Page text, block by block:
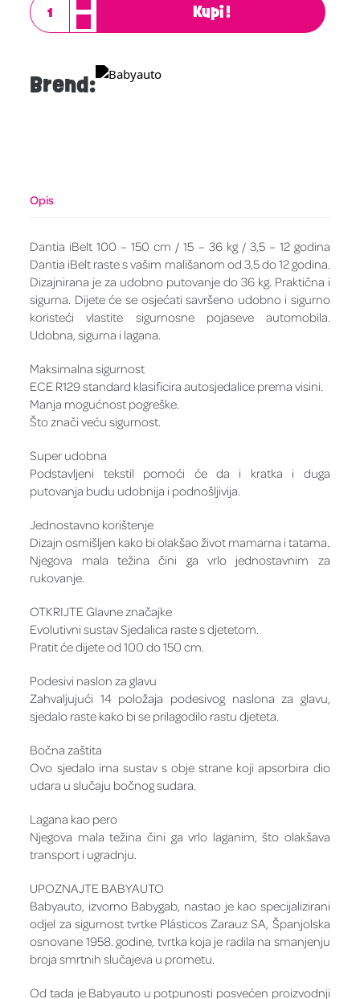
Kupi!
Brend:
Opis
Dantia iBelt 100 – 150 cm / 15 – 36 kg / 3,5 – 12 godina
Dantia iBelt raste s vašim mališanom od 3,5 do 12 godina.
Dizajnirana je za udobno putovanje do 36 kg. Praktična i
sigurna. Dijete će se osjećati savršeno udobno i sigurno
koristeći vlastite sigurnosne pojaseve automobila.
Udobna, sigurna i lagana.
Maksimalna sigurnost
ECE R129 standard klasificira autosjedalice prema visini.
Manja mogućnost pogreške.
Što znači veću sigurnost.
Super udobna
Podstavljeni tekstil pomoći će da i kratka i duga
putovanja budu udobnija i podnošljivija.
Jednostavno korištenje
Dizajn osmišljen kako bi olakšao život mamama i tatama.
Njegova mala težina čini ga vrlo jednostavnim za
rukovanje.
OTKRIJTE Glavne značajke
Evolutivni sustav Sjedalica raste s djetetom.
Pratit će dijete od 100 do 150 cm.
Podesivi naslon za glavu
Zahvaljujući 14 položaja podesivog naslona za glavu,
sjedalo raste kako bi se prilagodilo rastu djeteta.
Bočna zaštita
Ovo sjedalo ima sustav s obje strane koji apsorbira dio
udara u slučaju bočnog sudara.
Lagana kao pero
Njegova mala težina čini ga vrlo laganim, što olakšava
transport i ugradnju.
UPOZNAJTE BABYAUTO
Babyauto, izvorno Babygab, nastao je kao specijalizirani
odjel za sigurnost tvrtke Plásticos Zarauz SA, Španjolska
osnovane 1958. godine, tvrtka koja je radila na smanjenju
broja smrtnih slučajeva u prometu.
Od tada je Babyauto u potpunosti posvećen proizvodnji